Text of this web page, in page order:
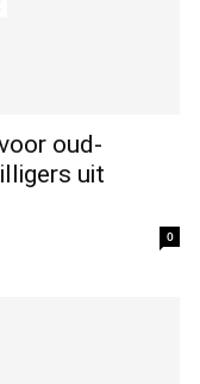
oud-
uit
0